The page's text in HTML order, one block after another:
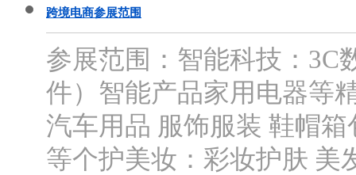
跨境电商参展范围
参展范围：智能科技：3C
件）智能产品家用电器等
汽车用品 服饰服装 鞋帽
等个护美妆：彩妆护肤 美